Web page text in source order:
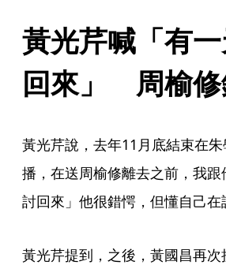
黃光芹喊「有
回來」　周榆
黃光芹說，去年11月底結束在
播，在送周榆修離去之前，我跟
討回來」他很錯愕，但懂自己在
黃光芹提到，之後，黃國昌再